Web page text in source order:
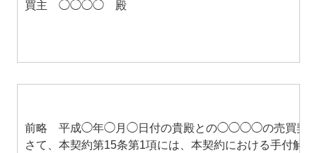
買主 ◯◯◯◯ 殿
前略 平成◯年◯月◯日付の貴殿との◯◯◯◯の売買契約（
さて、本契約第15条第1項には、本契約における手付